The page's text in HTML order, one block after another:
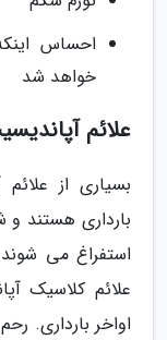
احساس
خواهد شد
علائم
بسیاری از
بارداری هستند
استفراغ می
علائم کلاسیک
اواخر بارداری.